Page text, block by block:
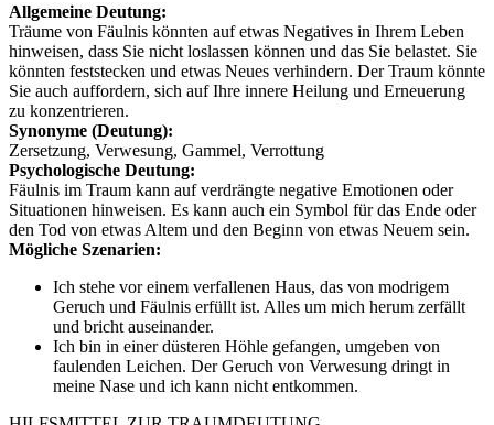
Allgemeine Deutung:
Träume von Fäulnis könnten auf etwas Negatives in Ihrem Leben
hinweisen, dass Sie nicht loslassen können und das Sie belastet. Sie
könnten feststecken und etwas Neues verhindern. Der Traum könnte
Sie auch auffordern, sich auf Ihre innere Heilung und Erneuerung
zu konzentrieren.
Synonyme (Deutung):
Zersetzung, Verwesung, Gammel, Verrottung
Psychologische Deutung:
Fäulnis im Traum kann auf verdrängte negative Emotionen oder
Situationen hinweisen. Es kann auch ein Symbol für das Ende oder
den Tod von etwas Altem und den Beginn von etwas Neuem sein.
Mögliche Szenarien:
Ich stehe vor einem verfallenen Haus, das von modrigem
Geruch und Fäulnis erfüllt ist. Alles um mich herum zerfällt
und bricht auseinander.
Ich bin in einer düsteren Höhle gefangen, umgeben von
faulenden Leichen. Der Geruch von Verwesung dringt in
meine Nase und ich kann nicht entkommen.